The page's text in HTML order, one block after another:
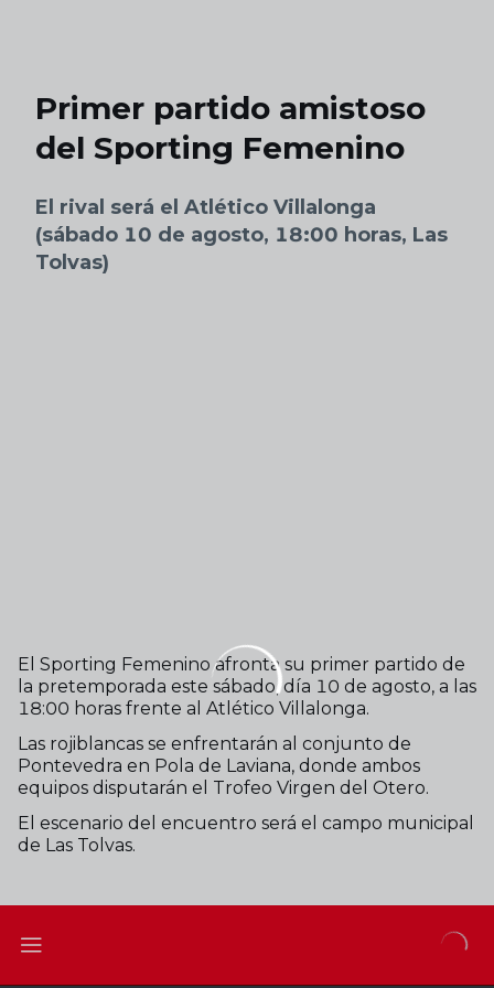
Primer partido amistoso
del Sporting Femenino
El rival será el Atlético Villalonga
(sábado 10 de agosto, 18:00 horas, Las
Tolvas)
El Sporting Femenino afronta su primer partido de
la pretemporada este sábado, día 10 de agosto, a las
18:00 horas frente al Atlético Villalonga.
Las rojiblancas se enfrentarán al conjunto de
Pontevedra en Pola de Laviana, donde ambos
equipos disputarán el Trofeo Virgen del Otero.
El escenario del encuentro será el campo municipal
de Las Tolvas.